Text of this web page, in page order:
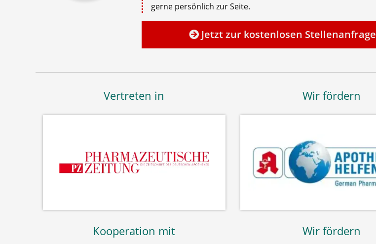
gerne persönlich zur Seite.
Jetzt zur kostenlosen Stellenanfrage
Vertreten in Wir fördern
Kooperation mit Wir fördern